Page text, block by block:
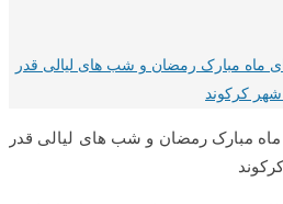
ماه مبارک رمضان و شب های لیالی قدر
کرکوند
مبارک رمضان و شب های لیالی قدر